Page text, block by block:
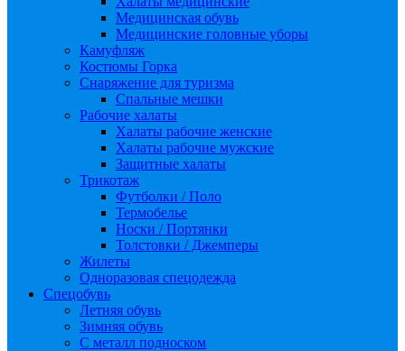
Медицинская обувь
Медицинские головные уборы
Камуфляж
Костюмы Горка
Снаряжение для туризма
Спальные мешки
Рабочие халаты
Халаты рабочие женские
Халаты рабочие мужские
Защитные халаты
Трикотаж
Футболки / Поло
Термобелье
Носки / Портянки
Толстовки / Джемперы
Жилеты
Одноразовая спецодежда
Спецобувь
Летняя обувь
Зимняя обувь
С металл подноском